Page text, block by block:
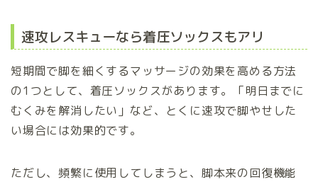
速攻レスキューなら着圧ソックスもアリ
短期間で脚を細くするマッサージの効果を高める方法
の1つとして、着圧ソックスがあります。「明日までに
むくみを解消したい」など、とくに速攻で脚やせした
い場合には効果的です。
ただし、頻繁に使用してしまうと、脚本来の回復機能